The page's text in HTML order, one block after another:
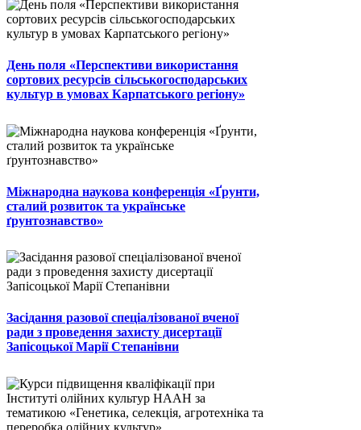
День поля «Перспективи використання
сортових ресурсів сільськогосподарських
культур в умовах Карпатського регіону»
Міжнародна наукова конференція «Ґрунти,
сталий розвиток та українське
ґрунтознавство»
Засідання разової спеціалізованої вченої
ради з проведення захисту дисертації
Запісоцької Марії Степанівни